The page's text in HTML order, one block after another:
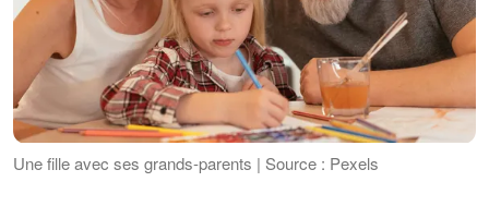
Une fille avec ses grands-parents | Source : Pexels